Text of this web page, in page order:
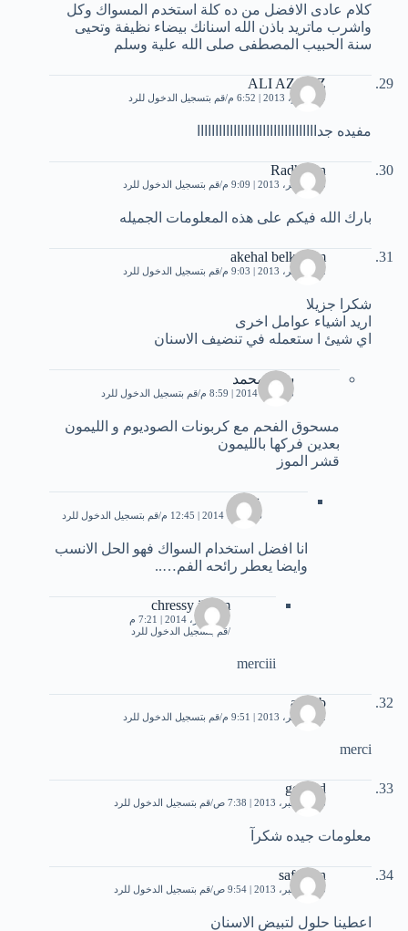
كلام عادى الافضل من ده كلة استخدم المسواك وكل
واشرب ماتريد باذن الله اسنانك بيضاء نظيفة وتحيى
سنة الحبيب المصطفى صلى الله علية وسلم
ALI AZOUZ
9 نوفمبر، 2013 | 6:52 م قم بتسجيل الدخول للرد
مفيده جدااااااااااااااااااااااااااااااااا
Radhwan
13 نوفمبر، 2013 | 9:09 م قم بتسجيل الدخول للرد
بارك الله فيكم على هذه المعلومات الجميله
akehal belkacem
22 نوفمبر، 2013 | 9:03 م قم بتسجيل الدخول للرد
شكرا جزيلا
اريد اشياء عوامل اخرى
اي شيئ ا ستعمله في تنضيف الاسنان
شهد محمد
28 يناير، 2014 | 8:59 م قم بتسجيل الدخول للرد
مسحوق الفحم مع كربونات الصوديوم و الليمون
بعدين فركها بالليمون
قشر الموز
عمر
6 فبراير، 2014 | 12:45 م قم بتسجيل الدخول للرد
انا افضل استخدام السواك فهو الحل الانسب
وايضا يعطر رائحه الفم…..
chressy ikram
17 فبراير، 2014 | 7:21 م
قم بتسجيل الدخول للرد
merciii
ayoub
22 نوفمبر، 2013 | 9:51 م قم بتسجيل الدخول للرد
merci
geehad
18 ديسمبر، 2013 | 7:38 ص قم بتسجيل الدخول للرد
معلومات جيده شكرآ
safa ben
23 ديسمبر، 2013 | 9:54 ص قم بتسجيل الدخول للرد
اعطينا حلول لتبيض الاسنان